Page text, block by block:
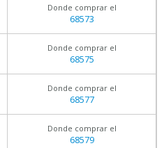
Donde comprar el
68573
Donde comprar el
68575
Donde comprar el
68577
Donde comprar el
68579